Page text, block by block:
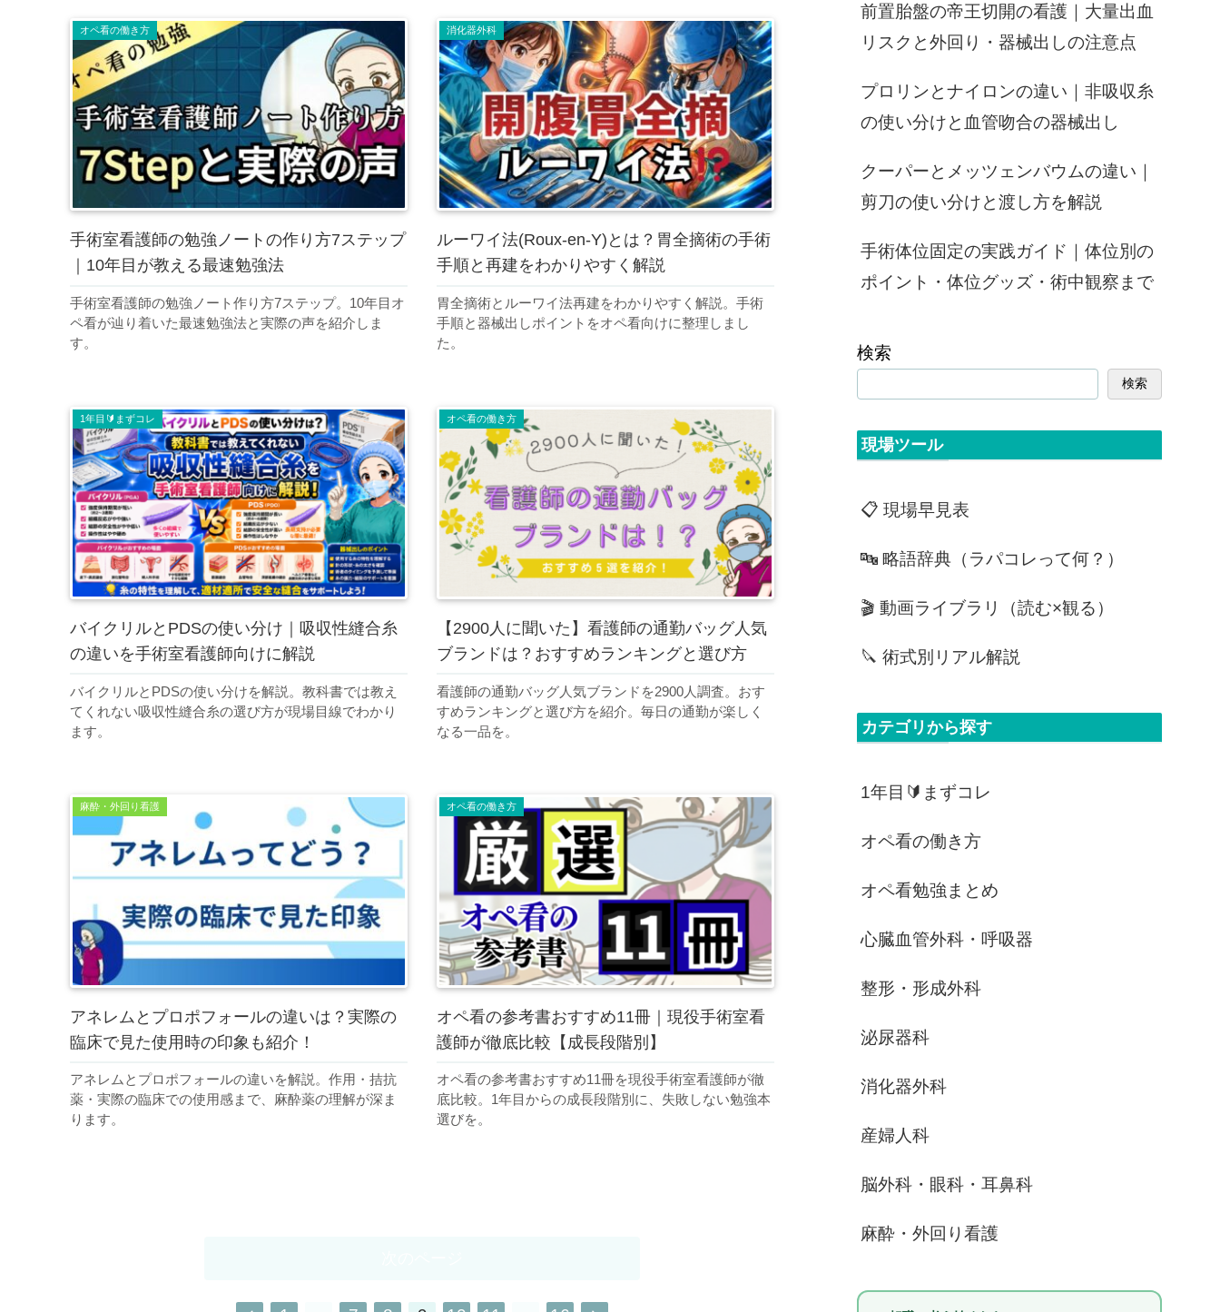
オペ看の働き方
手術室看護師の勉強ノートの作り方7ステップ
｜10年目が教える最速勉強法
手術室看護師の勉強ノート作り方7ステップ。10年目オ
ペ看が辿り着いた最速勉強法と実際の声を紹介しま
す。
消化器外科
ルーワイ法(Roux-en-Y)とは？胃全摘術の手術
手順と再建をわかりやすく解説
胃全摘術とルーワイ法再建をわかりやすく解説。手術
手順と器械出しポイントをオペ看向けに整理しまし
た。
1年目🔰まずコレ
バイクリルとPDSの使い分け｜吸収性縫合糸
の違いを手術室看護師向けに解説
バイクリルとPDSの使い分けを解説。教科書では教え
てくれない吸収性縫合糸の選び方が現場目線でわかり
ます。
オペ看の働き方
【2900人に聞いた】看護師の通勤バッグ人気
ブランドは？おすすめランキングと選び方
看護師の通勤バッグ人気ブランドを2900人調査。おす
すめランキングと選び方を紹介。毎日の通勤が楽しく
なる一品を。
麻酔・外回り看護
アネレムとプロポフォールの違いは？実際の
臨床で見た使用時の印象も紹介！
アネレムとプロポフォールの違いを解説。作用・拮抗
薬・実際の臨床での使用感まで、麻酔薬の理解が深ま
ります。
オペ看の働き方
オペ看の参考書おすすめ11冊｜現役手術室看
護師が徹底比較【成長段階別】
オペ看の参考書おすすめ11冊を現役手術室看護師が徹
底比較。1年目からの成長段階別に、失敗しない勉強本
選びを。
前置胎盤の帝王切開の看護｜大量出血
リスクと外回り・器械出しの注意点
プロリンとナイロンの違い｜非吸収糸
の使い分けと血管吻合の器械出し
クーパーとメッツェンバウムの違い｜
剪刀の使い分けと渡し方を解説
手術体位固定の実践ガイド｜体位別の
ポイント・体位グッズ・術中観察まで
検索
検索
現場ツール
📋 現場早見表
🔤 略語辞典（ラパコレって何？）
🎬 動画ライブラリ（読む×観る）
🔪 術式別リアル解説
カテゴリから探す
1年目🔰まずコレ
オペ看の働き方
オペ看勉強まとめ
心臓血管外科・呼吸器
整形・形成外科
泌尿器科
消化器外科
産婦人科
脳外科・眼科・耳鼻科
麻酔・外回り看護